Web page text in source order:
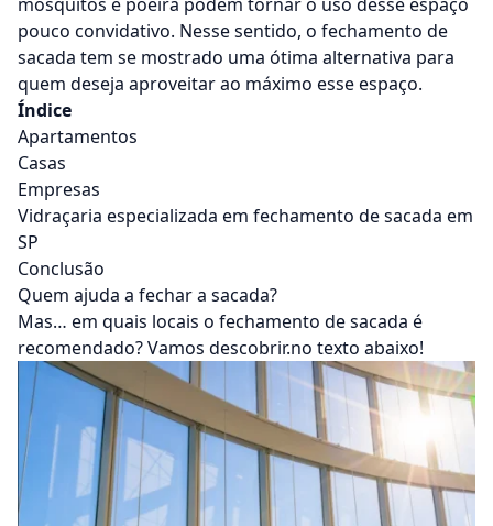
pouco convidativo. Nesse sentido, o fechamento de
sacada tem se mostrado uma ótima alternativa para
quem deseja aproveitar ao máximo esse espaço.
Índice
Apartamentos
Casas
Empresas
Vidraçaria especializada em fechamento de sacada em
SP
Conclusão
Quem ajuda a fechar a sacada?
Mas… em quais locais o fechamento de sacada é
recomendado? Vamos descobrir.no texto abaixo!